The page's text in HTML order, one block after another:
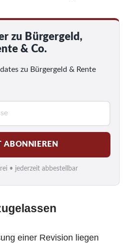
zu Bürgergeld,
& Co.
zu Bürgergeld & Rente
M
a
i
l
*
ABONNIEREN
• jederzeit abbestellbar
einer Revision liegen